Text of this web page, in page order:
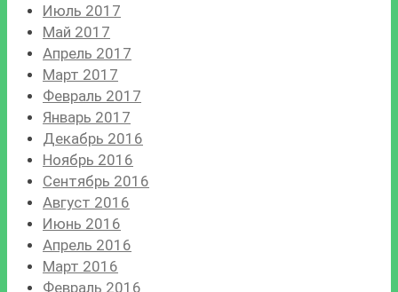
Июль 2017
Май 2017
Апрель 2017
Март 2017
Февраль 2017
Январь 2017
Декабрь 2016
Ноябрь 2016
Сентябрь 2016
Август 2016
Июнь 2016
Апрель 2016
Март 2016
Февраль 2016